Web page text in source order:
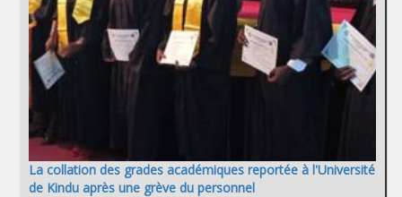
La collation des grades académiques reportée à l'Université
de Kindu après une grève du personnel